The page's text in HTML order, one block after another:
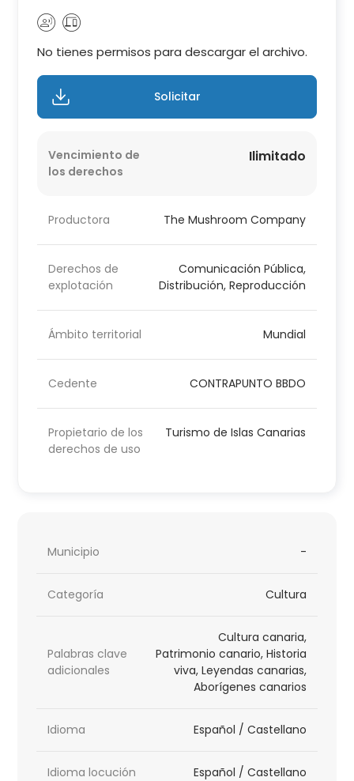
No tienes permisos para descargar el archivo.
Solicitar
Vencimiento de
los derechos
Ilimitado
Productora The Mushroom Company
Derechos de
explotación
Comunicación Pública,
Distribución, Reproducción
Ámbito territorial Mundial
Cedente CONTRAPUNTO BBDO
Propietario de los
derechos de uso
Turismo de Islas Canarias
Municipio -
Categoría Cultura
Palabras clave
adicionales
Cultura canaria,
Patrimonio canario, Historia
viva, Leyendas canarias,
Aborígenes canarios
Idioma Español / Castellano
Idioma locución Español / Castellano